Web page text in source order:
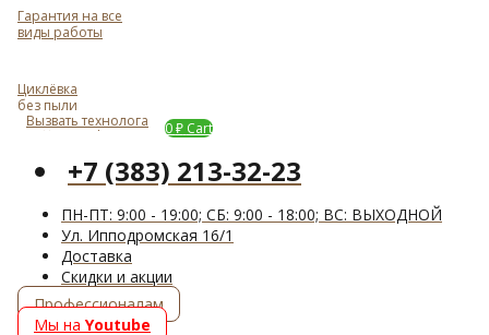
Гарантия на все
виды работы
Циклёвка
без пыли
Задать вопрос
Вызвать технолога 0₽ Cart
+7 (383) 213-32-23
ПН-ПТ: 9:00 - 19:00; СБ: 9:00 - 18:00; ВС: ВЫХОДНОЙ
Ул. Ипподромская 16/1
Доставка
Cкидки и акции
Профессионалам
Мы на Youtube